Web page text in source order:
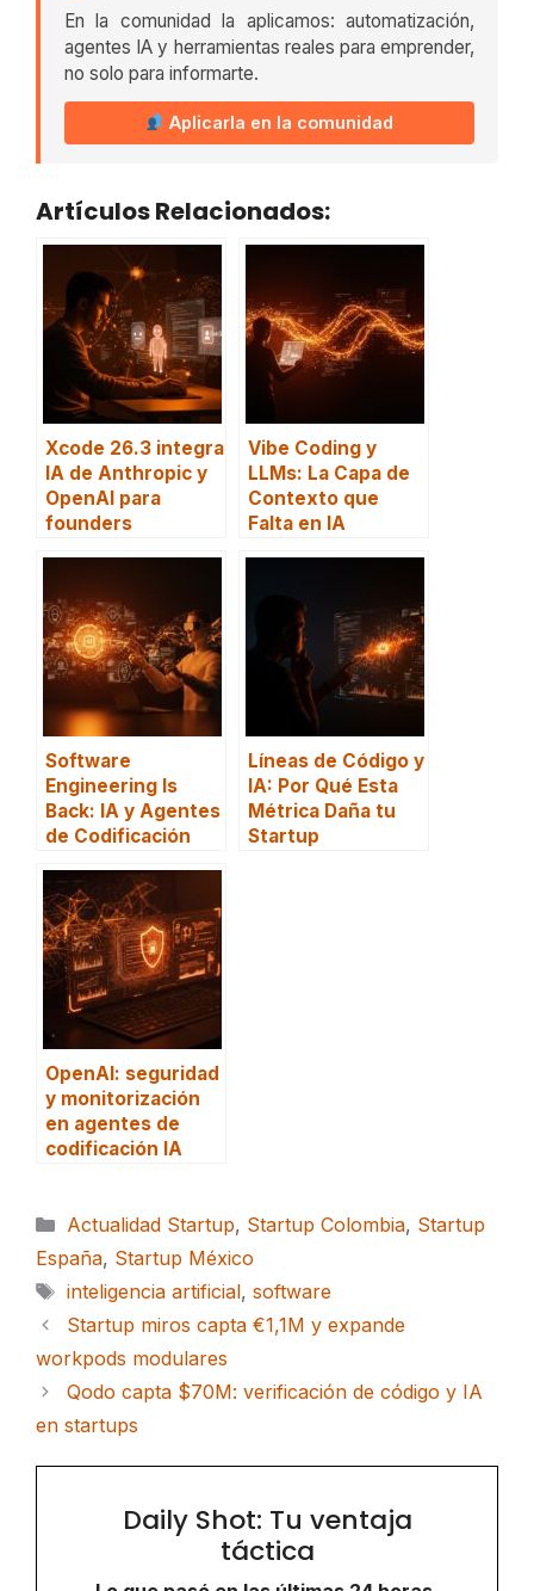
En la comunidad la aplicamos: automatización,
agentes IA y herramientas reales para emprender,
no solo para informarte.
Aplicarla en la comunidad
Artículos Relacionados:
Xcode 26.3 integra
IA de Anthropic y
OpenAI para
founders
Vibe Coding y
LLMs: La Capa de
Contexto que
Falta en IA
Software
Engineering Is
Back: IA y Agentes
de Codificación
Líneas de Código y
IA: Por Qué Esta
Métrica Daña tu
Startup
OpenAI: seguridad
y monitorización
en agentes de
codificación IA
Categorías
Actualidad Startup, Startup Colombia, Startup
España, Startup México
Etiquetas
inteligencia artificial, software
Startup miros capta €1,1M y expande
workpods modulares
Qodo capta $70M: verificación de código y IA
en startups
Daily Shot: Tu ventaja
táctica